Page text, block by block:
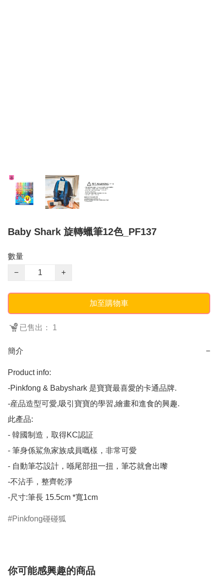
Baby Shark 旋轉蠟筆12色_PF137
數量
−
+
加至購物車
已售出： 1
簡介 −
Product info:
-Pinkfong & Babyshark 是寶寶最喜愛的卡通品牌.
-産品造型可愛,吸引寶寶的學習,繪畫和進食的興趣.
此產品:
- 韓國制造，取得KC認証
- 筆身係鯊魚家族成員嘅樣，非常可愛
- 自動筆芯設計，喺尾部扭一扭，筆芯就會出嚟
-不沾手，整齊乾淨
-尺寸:筆長 15.5cm *寬1cm
Pinkfong碰碰狐
你可能感興趣的商品